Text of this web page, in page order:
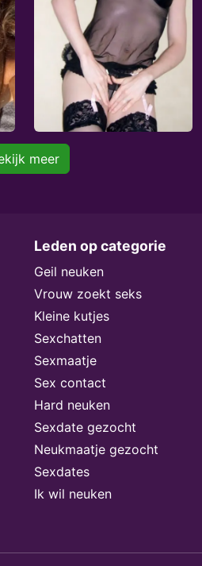
meer
Leden op categorie
Geil neuken
Vrouw zoekt seks
Kleine kutjes
Sexchatten
Sexmaatje
Sex contact
Hard neuken
Sexdate gezocht
Neukmaatje gezocht
Sexdates
Ik wil neuken